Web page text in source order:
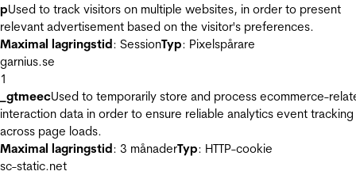
pUsed to track visitors on multiple websites, in order to present
relevant advertisement based on the visitor's preferences.
Maximal lagringstid: SessionTyp: Pixelspårare
garnius.se
1
_gtmeecUsed to temporarily store and process ecommerce-
interaction data in order to ensure reliable analytics event tracking
across page loads.
Maximal lagringstid: 3 månaderTyp: HTTP-cookie
sc-static.net